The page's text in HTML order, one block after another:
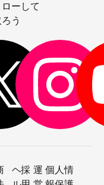
ーして
う
ヘ採 運 個人情